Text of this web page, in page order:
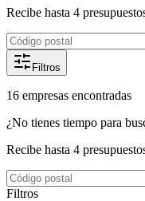
Recibe hasta 4
Filtros
16 empresas encontradas
¿No tienes tiempo para
Recibe hasta 4
Filtros